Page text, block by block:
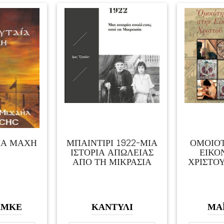
ΜΙΑ ΟΜΟΙΟΤΗΤΕΣ ΣΤΗΝ
ΕΙΚΟΝΟΓΡΑΦΙΑ
ΧΡΙΣΤΟΥ ΚΑΙ ΒΟΥΔΑ
ΜΑΪΣΤΡΟΣ